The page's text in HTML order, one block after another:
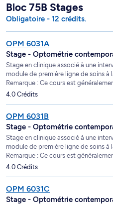
Bloc 75B Stages
Obligatoire - 12 crédits.
OPM 6031A
Stage - Optométrie
Stage en clinique associé à une
module de première ligne de soins à
Remarque : Ce cours est
4.0 Crédits
OPM 6031B
Stage - Optométrie
Stage en clinique associé à une
module de première ligne de soins
Remarque : Ce cours est
4.0 Crédits
OPM 6031C
Stage - Optométrie